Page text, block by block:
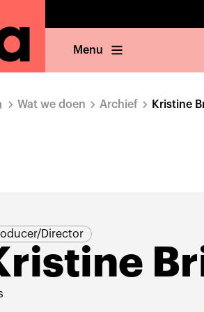
Menu
Wat we doen Archief Kristine
Director